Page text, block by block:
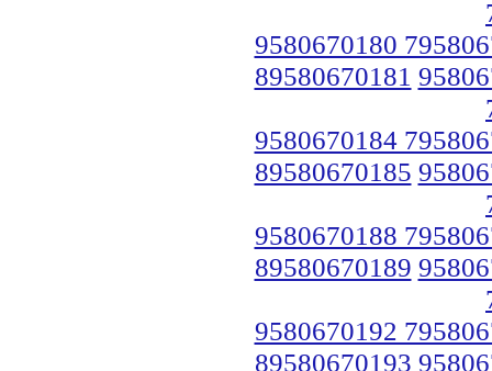
9580670180
89580670181
9580670184
89580670185
9580670188
89580670189
9580670192
89580670193